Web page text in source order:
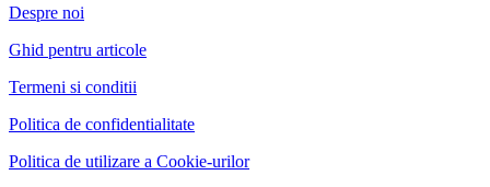
Despre noi
Ghid pentru articole
Termeni si conditii
Politica de confidentialitate
Politica de utilizare a Cookie-urilor